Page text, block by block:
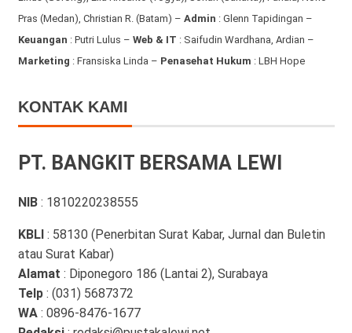
Pras (Medan), Christian R. (Batam) – Admin : Glenn Tapidingan –
Keuangan : Putri Lulus – Web & IT : Saifudin Wardhana, Ardian –
Marketing : Fransiska Linda – Penasehat Hukum : LBH Hope
KONTAK KAMI
PT. BANGKIT BERSAMA LEWI
NIB : 1810220238555
KBLI : 58130 (Penerbitan Surat Kabar, Jurnal dan Buletin
atau Surat Kabar)
Alamat : Diponegoro 186 (Lantai 2), Surabaya
Telp: (031) 5687372
WA: 0896-8476-1677